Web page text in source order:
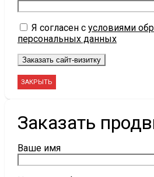
Я согласен с условиями
персональных данных
ЗАКРЫТЬ
Заказать
Ваше имя